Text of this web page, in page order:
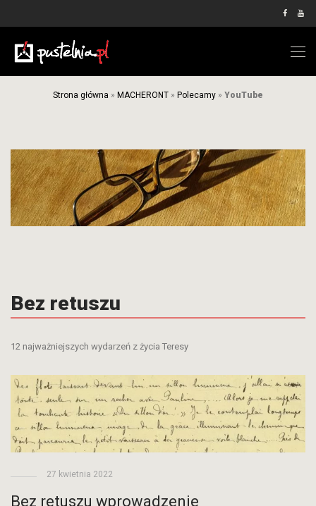
Strona główna » MACHERONT » Polecamy » YouTube
Bez retuszu
12 najważniejszych wydarzeń z życia Teresy
27 kwietnia 2022
Bez retuszu wprowadzenie